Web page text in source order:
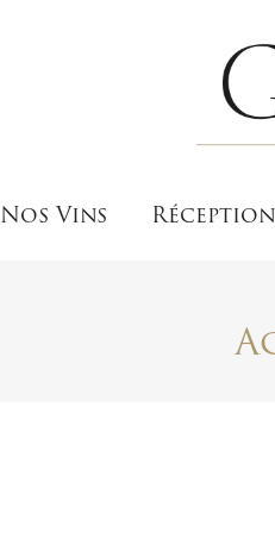
Nos Vins Réception